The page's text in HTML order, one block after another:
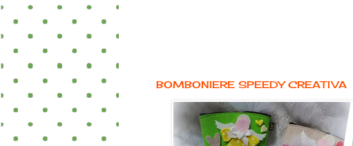
BOMBONIERE SPEEDY CREATIVA